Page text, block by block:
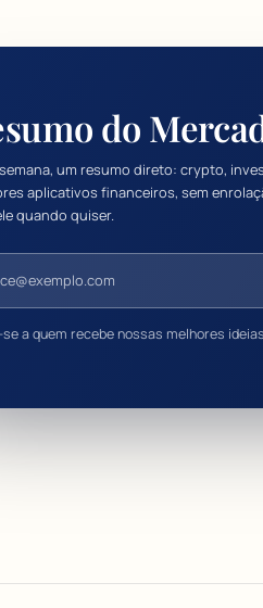
do
um resumo direto: crypto,
aplicativos financeiros, sem
quando quiser.
de e-mail
a quem recebe nossas melhores